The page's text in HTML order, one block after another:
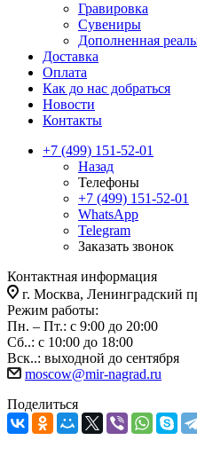
Гравировка
Сувениры
Дополненная
Доставка
Оплата
Как до нас добраться
Новости
Контакты
+7 (499) 151-52-01
Назад
Телефоны
+7 (499) 151-52-01
WhatsApp
Telegram
Заказать звонок
Контактная информация
г. Москва, Ленинградский
Режим работы:
Пн. – Пт.: с 9:00 до 20:00
Сб..: с 10:00 до 18:00
Вск..: выходной до сентября
moscow@mir-nagrad.ru
Поделиться